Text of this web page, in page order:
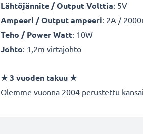
Lähtöjännite / Output Volttia: 5V
Ampeeri / Output ampeeri: 2A /
Teho / Power Watt: 10W
Johto: 1,2m virtajohto
★ 3 vuoden takuu ★
Olemme vuonna 2004 perustettu